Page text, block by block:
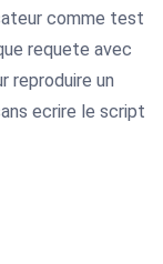
comme test
requete avec
reproduire un
ecrire le script